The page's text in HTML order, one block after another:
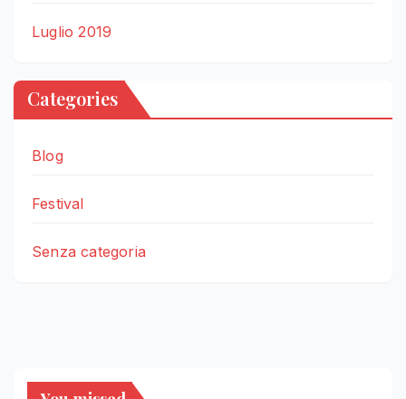
Luglio 2019
Categories
Blog
Festival
Senza categoria